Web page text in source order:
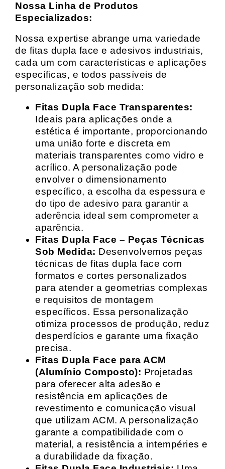
Nossa Linha de Produtos
Especializados:
Nossa expertise abrange uma variedade
de fitas dupla face e adesivos industriais,
cada um com características e aplicações
específicas, e todos passíveis de
personalização sob medida:
Fitas Dupla Face Transparentes:
Ideais para aplicações onde a
estética é importante, proporcionando
uma união forte e discreta em
materiais transparentes como vidro e
acrílico. A personalização pode
envolver o dimensionamento
específico, a escolha da espessura e
do tipo de adesivo para garantir a
aderência ideal sem comprometer a
aparência.
Fitas Dupla Face – Peças Técnicas
Sob Medida: Desenvolvemos peças
técnicas de fitas dupla face com
formatos e cortes personalizados
para atender a geometrias complexas
e requisitos de montagem
específicos. Essa personalização
otimiza processos de produção, reduz
desperdícios e garante uma fixação
precisa.
Fitas Dupla Face para ACM
(Alumínio Composto): Projetadas
para oferecer alta adesão e
resistência em aplicações de
revestimento e comunicação visual
que utilizam ACM. A personalização
garante a compatibilidade com o
material, a resistência a intempéries e
a durabilidade da fixação.